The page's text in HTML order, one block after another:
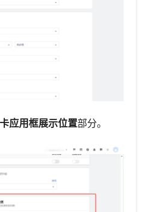
应用框展示位置部分。